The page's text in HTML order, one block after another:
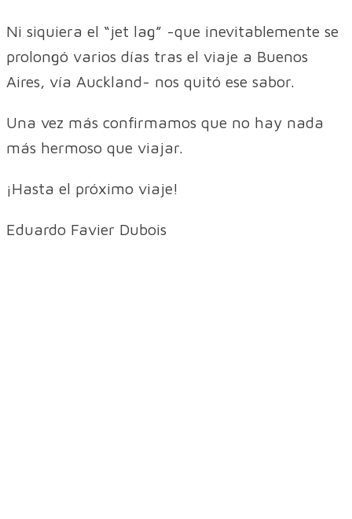
Ni siquiera el “jet lag” -que inevitablemente se
prolongó varios días tras el viaje a Buenos
Aires, vía Auckland- nos quitó ese sabor.
Una vez más confirmamos que no hay nada
más hermoso que viajar.
¡Hasta el próximo viaje!
Eduardo Favier Dubois